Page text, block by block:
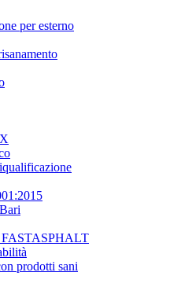
per esterno
FASTASPHALT
prodotti sani